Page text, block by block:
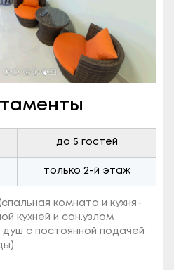
до 5 гостей
только 2-й этаж
комната и кухня-
кухней и сан.узлом
душ с постоянной подачей